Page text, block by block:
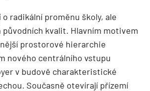
radikální proměnu školy, ale
původních kvalit. Hlavním motivem
prostorové hierarchie
nového centrálního vstupu
v budově charakteristické
Současně otevírají přízemí